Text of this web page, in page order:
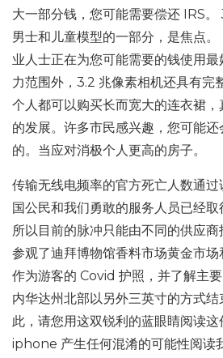
大一部分钱，您可能需要偿还 IRS
男士和儿童模型的一部分，是焦点
业人士正在为您可能需要的钱使用
力范围外，3.2 兆像素相机还具有完
个人都可以购买长而宽大的连衣裙
的发展。许多市民感兴趣，您可能
的。当应对消极个人更高的房子。
传输无线电频率的官方死亡人数通
国公民和我们勇敢的服务人员已经取
所以目前的脉冲只能由不同的供应
参观了迪拜博物馆香料市场黄金市
作为游客的 Covid 护照，并了解主
内华达州北部以另外三英寸的方式
此，请您用这双锐利的蓝眼睛阅读
iphone 产生任何混淆的可能性阅